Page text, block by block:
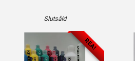
Slutsåld
REA!